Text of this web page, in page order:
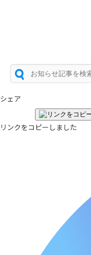
シェア
リンクをコピーしました